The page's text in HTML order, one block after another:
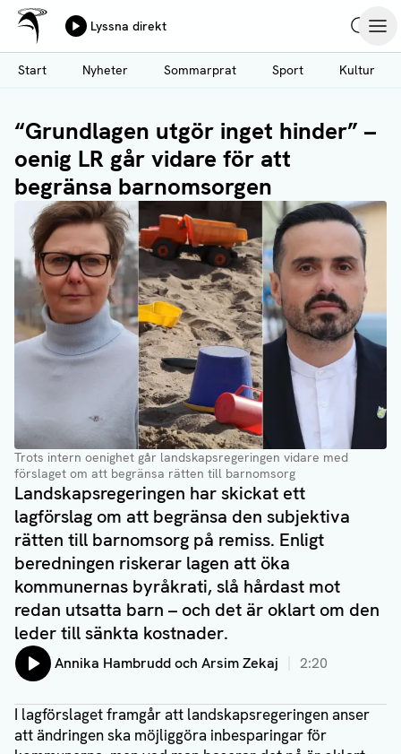
Hoppa
till
huvudinnehåll
Ålands Radio & TV
Lyssna direkt
Start
Nyheter Sommarprat Sport Kultur
“Grundlagen utgör inget hinder” –
oenig LR går vidare för att
begränsa barnomsorgen
Trots intern oenighet går landskapsregeringen vidare med
förslaget om att begränsa rätten till barnomsorg
Landskapsregeringen har skickat ett
lagförslag om att begränsa den subjektiva
rätten till barnomsorg på remiss. Enligt
beredningen riskerar lagen att öka
kommunernas byråkrati, slå hårdast mot
redan utsatta barn – och det är oklart om den
leder till sänkta kostnader.
Lyssna på:
Annika Hambrudd och Arsim Zekaj 2:20
I lagförslaget framgår att landskapsregeringen anser
att ändringen ska möjliggöra inbesparingar för